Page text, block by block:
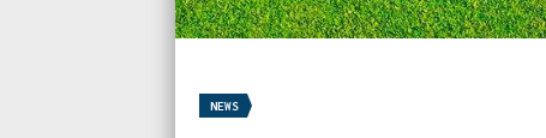
NEWS